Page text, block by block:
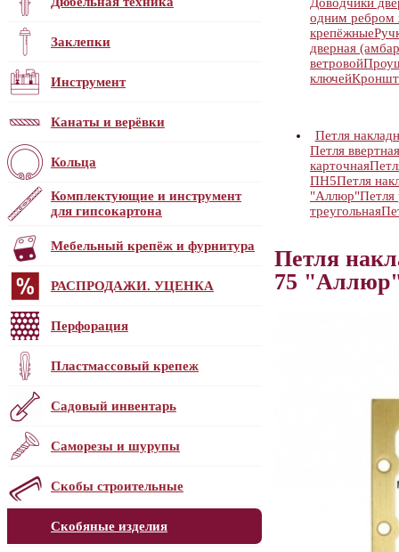
Заклепки
Инструмент
Канаты и верёвки
Кольца
Комплектующие и инструмент
для гипсокартона
Мебельный крепёж и фурнитура
РАСПРОДАЖИ. УЦЕНКА
Перфорация
Пластмассовый крепеж
Садовый инвентарь
Саморезы и шурупы
Скобы строительные
Скобяные изделия
одним ребром
крепёжные
дверная
ветровой
ключей
Петля
Петля ввертная
карточная
ПН5Петля
"Аллюр"Петля
треугольная
Петля
75